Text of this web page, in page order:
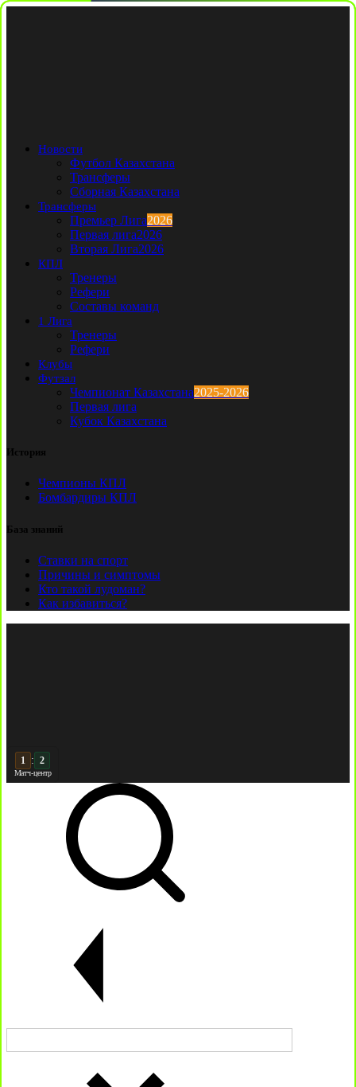
Новости
Футбол Казахстана
Трансферы
Сборная Казахстана
Трансферы
Премьер Лига2026
Первая лига2026
Вторая Лига2026
КПЛ
Тренеры
Рефери
Составы команд
1 Лига
Тренеры
Рефери
Клубы
Футзал
Чемпионат Казахстана2025-2026
Первая лига
Кубок Казахстана
История
Чемпионы КПЛ
Бомбардиры КПЛ
База знаний
Ставки на спорт
Причины и симптомы
Кто такой лудоман?
Как избавиться?
2 : 2
Матч-центр